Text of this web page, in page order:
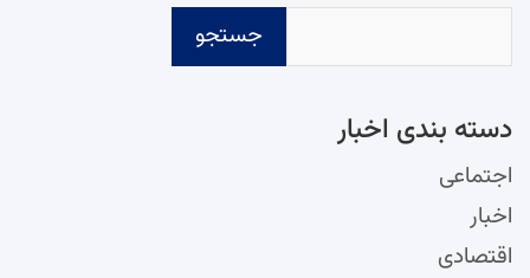
جستجو
دسته‌ بندی اخبار
اجتماعی
اخبار
اقتصادی